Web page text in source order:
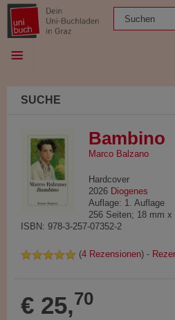
SUCHE
Bambino
Marco Balzano
Hardcover
2026 Diogenes
Auflage: 1. Auflage
256 Seiten; 18 mm x
ISBN: 978-3-257-07352-2
(4 Rezensionen) -
€ 25,70